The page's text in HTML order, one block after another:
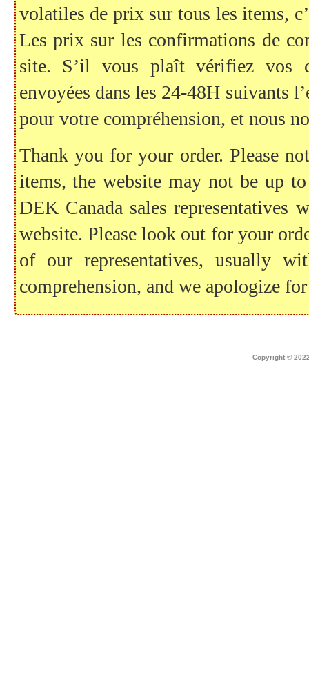
volatiles de prix sur tous les items,
Les prix sur les confirmations de
site. S’il vous plaît vérifiez vos
envoyées dans les 24-48H suivants
pour votre compréhension, et nous
Thank you for your order. Please
items, the website may not be up
DEK Canada sales representatives
website. Please look out for your
of our representatives, usually
comprehension, and we apologize
Copyright ©